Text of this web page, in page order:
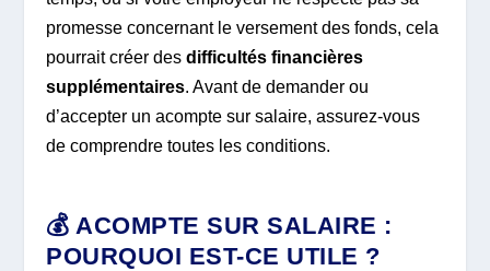
promesse concernant le versement des fonds, cela
pourrait créer desdifficultés financières
supplémentaires. Avant de demander ou
d’accepter un acompte sur salaire, assurez-vous
de comprendre toutes les conditions.
💰 ACOMPTE SUR SALAIRE :
POURQUOI EST-CE UTILE ?